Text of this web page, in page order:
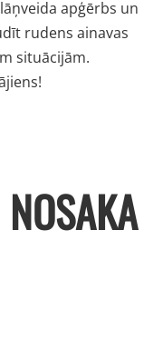
apģērbs un
rudens ainavas
situācijām.